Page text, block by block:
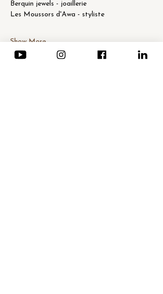
Berquin jewels - joaillerie
Les Moussors d'Awa - styliste
Show More